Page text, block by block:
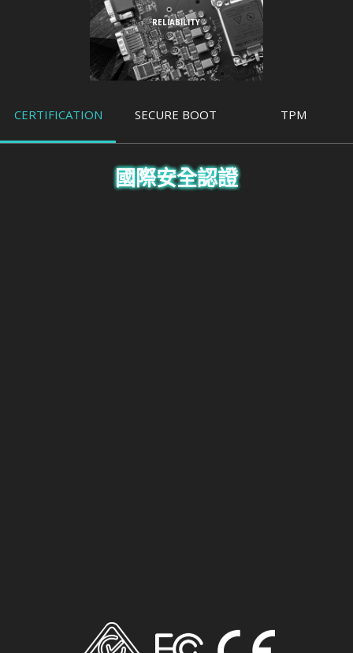
RELIABILITY
CERTIFICATION SECURE BOOT TPM
國際安全認證